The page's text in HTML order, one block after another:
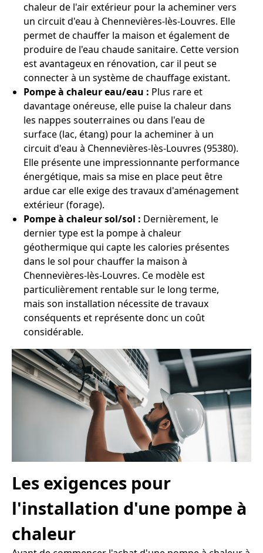
chaleur de l'air extérieur pour la acheminer vers
un circuit d'eau à Chennevières-lès-Louvres. Elle
permet de chauffer la maison et également de
produire de l'eau chaude sanitaire. Cette version
est avantageux en rénovation, car il peut se
connecter à un système de chauffage existant.
Pompe à chaleur eau/eau : Plus rare et
davantage onéreuse, elle puise la chaleur dans
les nappes souterraines ou dans l'eau de
surface (lac, étang) pour la acheminer à un
circuit d'eau à Chennevières-lès-Louvres (95380).
Elle présente une impressionnante performance
énergétique, mais sa mise en place peut être
ardue car elle exige des travaux d'aménagement
extérieur (forage).
Pompe à chaleur sol/sol : Dernièrement, le
dernier type est la pompe à chaleur
géothermique qui capte les calories présentes
dans le sol pour chauffer la maison à
Chennevières-lès-Louvres. Ce modèle est
particulièrement rentable sur le long terme,
mais son installation nécessite de travaux
conséquents et représente donc un coût
considérable.
Les exigences pour
l'installation d'une pompe à
chaleur